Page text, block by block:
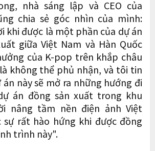
nhà sáng lập và CEO của
chia sẻ góc nhìn của mình:
khi được là một phần của dự án
giữa Việt Nam và Hàn Quốc
của K-pop trên khắp châu
không thể phủ nhận, và tôi tin
này sẽ mở ra những hướng đi
án đồng sản xuất trong khu
nâng tầm nền điện ảnh Việt
sự rất hào hứng khi được đồng
trình này".